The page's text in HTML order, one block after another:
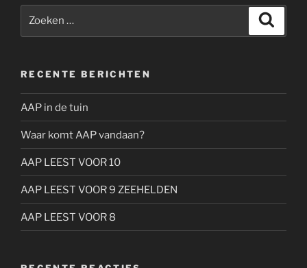
RECENTE BERICHTEN
AAP in de tuin
Waar komt AAP vandaan?
AAP LEEST VOOR 10
AAP LEEST VOOR 9 ZEEHELDEN
AAP LEEST VOOR 8